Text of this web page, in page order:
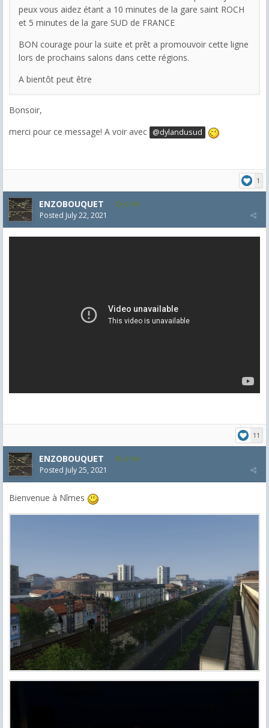
peux vous aidez étant a 10 minutes de la gare saint ROCH
et 5 minutes de la gare SUD de FRANCE
BON courage pour la suite et prêt a promouvoir cette ligne
lors de prochains salons dans cette régions.
A bientôt peut être
Bonsoir,
merci pour ce message! A voir avec @dylandusud
1
ENZOBOUQUET 4,104
Posted July 22, 2021
11
ENZOBOUQUET 4,104
Posted July 25, 2021
Bienvenue à Nîmes